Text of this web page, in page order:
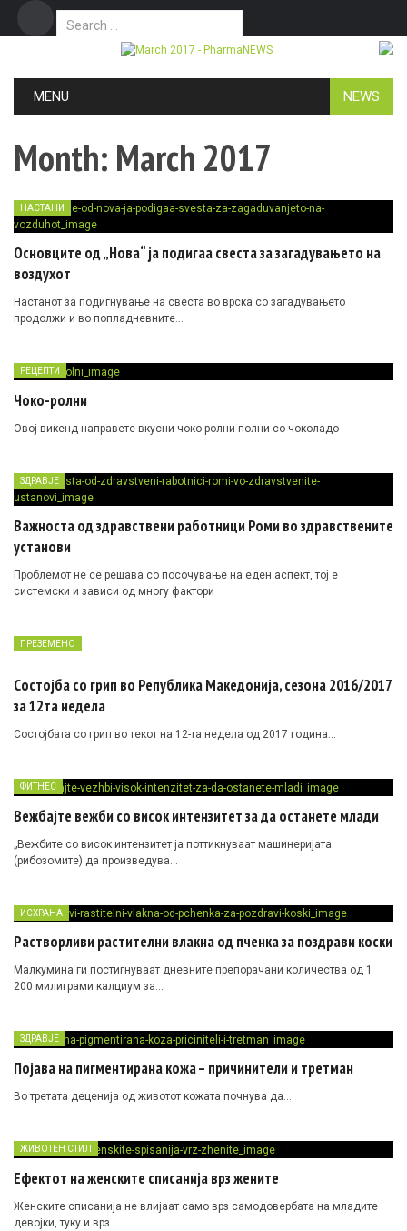
Search for:
MENU NEWS
Month: March 2017
НАСТАНИ
Основците од „Нова“ ја подигаа свеста за загадувањето на
воздухот
Настанот за подигнување на свеста во врска со загадувањето
продолжи и во попладневните…
РЕЦЕПТИ
Чоко-ролни
Овој викенд направете вкусни чоко-ролни полни со чоколадо
ЗДРАВЈЕ
Важноста од здравствени работници Роми во здравствените
установи
Проблемот не се решава со посочување на еден аспект, тој е
системски и зависи од многу фактори
ПРЕЗЕМЕНО
Состојба со грип во Република Македонија, сезона 2016/2017
за 12та недела
Состојбата со грип во текот на 12-та недела од 2017 година…
ФИТНЕС
Вежбајте вежби со висок интензитет за да останете млади
„Вежбите со висок интензитет ја поттикнуваат машинеријата
(рибозомите) да произведува…
ИСХРАНА
Растворливи растителни влакна од пченка за поздрави коски
Малкумина ги постигнуваат дневните препорачани количества од 1
200 милиграми калциум за…
ЗДРАВЈЕ
Појава на пигментирана кожа – причинители и третман
Во третата деценија од животот кожата почнува да…
ЖИВОТЕН СТИЛ
Ефектот на женските списанија врз жените
Женските списанија не влијаат само врз самодовербата на младите
девојки, туку и врз…